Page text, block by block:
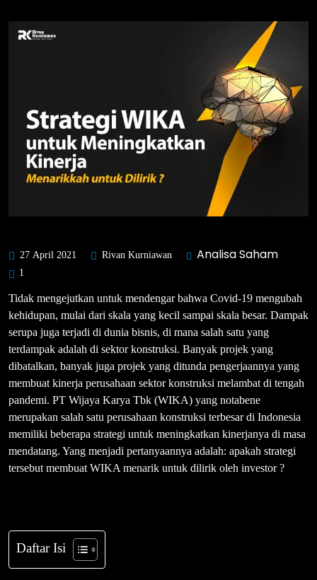
27 April 2021 Rivan Kurniawan Analisa Saham
1
Tidak mengejutkan untuk mendengar bahwa Covid-19 mengubah
kehidupan, mulai dari skala yang kecil sampai skala besar. Dampak
serupa juga terjadi di dunia bisnis, di mana salah satu yang
terdampak adalah di sektor konstruksi. Banyak projek yang
dibatalkan, banyak juga projek yang ditunda pengerjaannya yang
membuat kinerja perusahaan sektor konstruksi melambat di tengah
pandemi. PT Wijaya Karya Tbk (WIKA) yang notabene
merupakan salah satu perusahaan konstruksi terbesar di Indonesia
memiliki beberapa strategi untuk meningkatkan kinerjanya di masa
mendatang. Yang menjadi pertanyaannya adalah: apakah strategi
tersebut membuat WIKA menarik untuk dilirik oleh investor ?
Daftar Isi